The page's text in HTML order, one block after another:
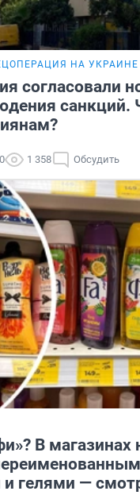
НА УКРАИНЕ
согласовали
санкций.
1 358 Обсудить
В магазинах
гелями —